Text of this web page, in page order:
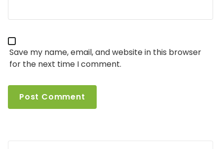
Save my name, email, and website in this browser
for the next time I comment.